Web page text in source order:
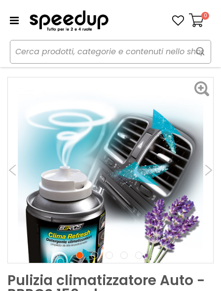
Carrello
0
Home Auto Cura dell'auto
Climatizzazione
Pulizia climatizzatore Auto - BBROS
Pulizia climatizzatore Auto -